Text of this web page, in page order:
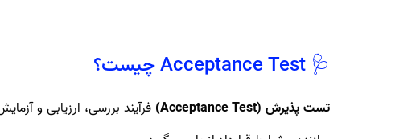
🩺 Acceptance Test چیست؟
تست پذیرش (Acceptance Test)
فرآیند بررسی، ارزیابی و